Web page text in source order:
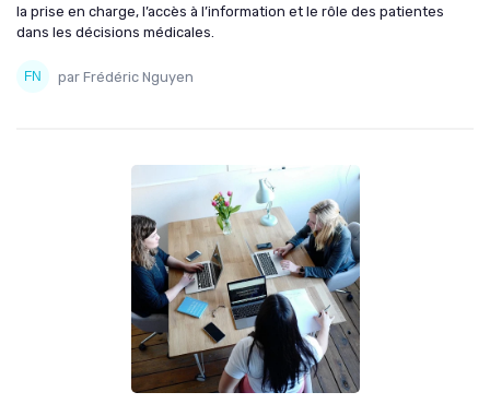
la prise en charge, l’accès à l’information et le rôle des patientes
dans les décisions médicales.
par Frédéric Nguyen